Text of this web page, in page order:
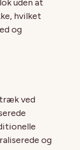
uden at
hvilket
og
ved
og